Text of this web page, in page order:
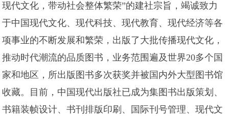
现代文化，带动社会整体繁荣”的建社宗旨，竭诚致力
于中国现代文化、现代科技、现代教育、现代经济等各
项事业的不断发展和繁荣，出版了大批传播现代文化，
推动时代潮流的品质图书，业务范围遍及世界20多个国
家和地区，所出版图书多次获奖并被国内外大型图书馆
收藏。目前，中国现代出版社已成为集图书出版策划、
书籍装帧设计、书刊排版印刷、国际刊号管理、现代文